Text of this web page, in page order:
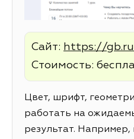
Сайт: https://
Стоимость:
Цвет, шрифт,
работать на
результат.